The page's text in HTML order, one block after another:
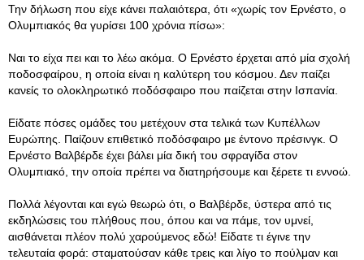
Την δήλωση που είχε κάνει παλαιότερα, ότι «χωρίς τον Ερνέστο, ο
Ολυμπιακός θα γυρίσει 100 χρόνια πίσω»:
Ναι το είχα πει και το λέω ακόμα. Ο Ερνέστο έρχεται από μία σχολή
ποδοσφαίρου, η οποία είναι η καλύτερη του κόσμου. Δεν παίζει
κανείς το ολοκληρωτικό ποδόσφαιρο που παίζεται στην Ισπανία.
Είδατε πόσες ομάδες του μετέχουν στα τελικά των Κυπέλλων
Ευρώπης. Παίζουν επιθετικό ποδόσφαιρο με έντονο πρέσινγκ. Ο
Ερνέστο Βαλβέρδε έχει βάλει μία δική του σφραγίδα στον
Ολυμπιακό, την οποία πρέπει να διατηρήσουμε και ξέρετε τι εννοώ.
Πολλά λέγονται και εγώ θεωρώ ότι, ο Βαλβέρδε, ύστερα από τις
εκδηλώσεις του πλήθους που, όπου και να πάμε, τον υμνεί,
αισθάνεται πλέον πολύ χαρούμενος εδώ! Είδατε τι έγινε την
τελευταία φορά: σταματούσαν κάθε τρεις και λίγο το πούλμαν και